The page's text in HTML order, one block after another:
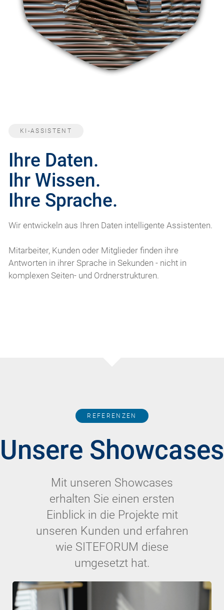
KI-ASSISTENT
Ihre Daten.
Ihr Wissen.
Ihre Sprache.
Wir entwickeln aus Ihren Daten intelligente Assistenten.
Mitarbeiter, Kunden oder Mitglieder finden ihre
Antworten in ihrer Sprache in Sekunden - nicht in
komplexen Seiten- und Ordnerstrukturen.
REFERENZEN
Unsere Showcases
Mit unseren Showcases
erhalten Sie einen ersten
Einblick in die Projekte mit
unseren Kunden und erfahren
wie SITEFORUM diese
umgesetzt hat.